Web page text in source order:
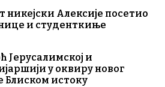
Алексије посетио
и студенткиње
Јерусалимској и
у оквиру новог
истоку